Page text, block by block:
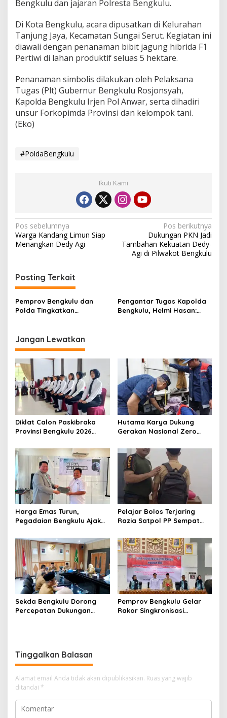
Bengkulu dan jajaran Polresta Bengkulu.
Di Kota Bengkulu, acara dipusatkan di Kelurahan
Tanjung Jaya, Kecamatan Sungai Serut. Kegiatan ini
diawali dengan penanaman bibit jagung hibrida F1
Pertiwi di lahan produktif seluas 5 hektare.
Penanaman simbolis dilakukan oleh Pelaksana
Tugas (Plt) Gubernur Bengkulu Rosjonsyah,
Kapolda Bengkulu Irjen Pol Anwar, serta dihadiri
unsur Forkopimda Provinsi dan kelompok tani.
(Eko)
#PoldaBengkulu
Ikuti Kami
Navigasi
pos
Pos sebelumnya
Warga Kandang Limun Siap
Menangkan Dedy Agi
Pos berikutnya
Dukungan PKN Jadi
Tambahan Kekuatan Dedy-
Agi di Pilwakot Bengkulu
Posting Terkait
Pemprov Bengkulu dan
Polda Tingkatkan
Pengantar Tugas Kapolda
Bengkulu, Helmi Hasan:
Jangan Lewatkan
Diklat Calon Paskibraka
Provinsi Bengkulu 2026
Hutama Karya Dukung
Gerakan Nasional Zero
Selamat Sampai Tujuan
(SETUJU)
Harga Emas Turun,
Pegadaian Bengkulu Ajak
Investasi
Pelajar Bolos Terjaring
Razia Satpol PP Sempat
Sekda Bengkulu Dorong
Percepatan Dukungan
Pemprov Bengkulu Gelar
Rakor Singkronisasi
Tinggalkan Balasan
Alamat email Anda tidak akan dipublikasikan. Ruas yang wajib
ditandai *